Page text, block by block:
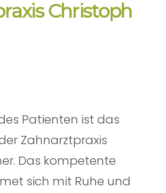
Patienten ist das
Zahnarztpraxis
Das kompetente
sich mit Ruhe und